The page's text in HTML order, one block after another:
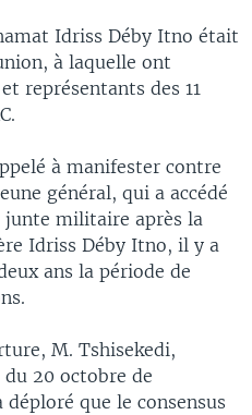
Idriss Déby Itno était
à laquelle ont
représentants des 11
à manifester contre
général, qui a accédé
militaire après la
Idriss Déby Itno, il y a
ans la période de
M. Tshisekedi,
20 octobre de
déploré que le consensus